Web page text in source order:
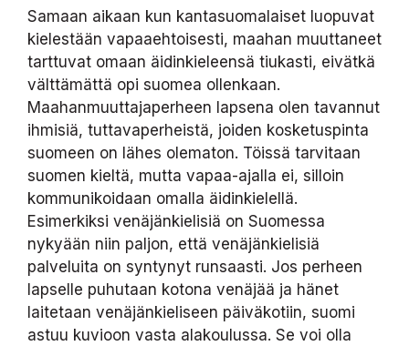
Samaan aikaan kun kantasuomalaiset luopuvat
kielestään vapaaehtoisesti, maahan muuttaneet
tarttuvat omaan äidinkieleensä tiukasti, eivätkä
välttämättä opi suomea ollenkaan.
Maahanmuuttajaperheen lapsena olen tavannut
ihmisiä, tuttavaperheistä, joiden kosketuspinta
suomeen on lähes olematon. Töissä tarvitaan
suomen kieltä, mutta vapaa-ajalla ei, silloin
kommunikoidaan omalla äidinkielellä.
Esimerkiksi venäjänkielisiä on Suomessa
nykyään niin paljon, että venäjänkielisiä
palveluita on syntynyt runsaasti. Jos perheen
lapselle puhutaan kotona venäjää ja hänet
laitetaan venäjänkieliseen päiväkotiin, suomi
astuu kuvioon vasta alakoulussa. Se voi olla